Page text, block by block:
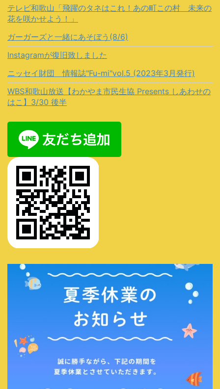
テレビ和歌山「飛躍のタネはこれ！あの町この村 未来の
花を咲かせよう！」
ガーガーズと一緒にあそぼう(8/6)
Instagramが復旧致しました
ニッセイ財団 情報誌"Fu-mi"vol.5 (2023年3月発行)
WBS和歌山放送【わかやま市民生協 Presents しあわせの
はこ】3/30 後半